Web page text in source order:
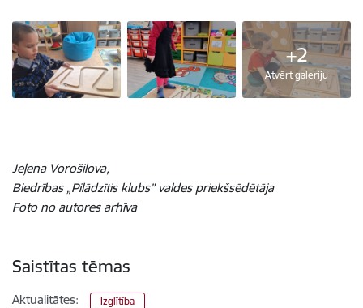
+2
Atvērt galeriju
Jeļena Vorošilova,
Biedrības „Pilādzītis klubs” valdes priekšsēdētāja
Foto no autores arhīva
Saistītas tēmas
Aktualitātes: Izglītība